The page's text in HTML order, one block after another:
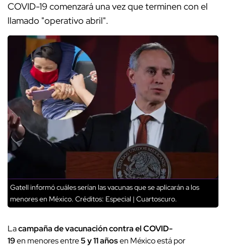
COVID-19 comenzará una vez que terminen con el
llamado "operativo abril".
Gatell informó cuáles serían las vacunas que se aplicarán a los
menores en México. Créditos: Especial | Cuartoscuro.
Lacampaña de vacunación contra el COVID-
19en menores entre5 y 11 añosen México está por